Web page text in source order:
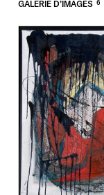
GALERIE D’IMAGES 6